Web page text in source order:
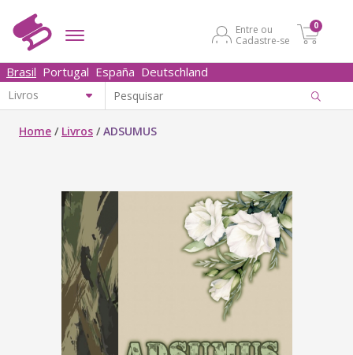
Entre ou
Cadastre-se
0
Brasil Portugal España Deutschland
Home / Livros /ADSUMUS